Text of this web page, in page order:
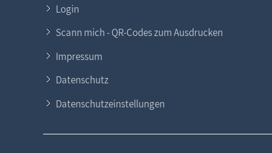
Login
Scann mich - QR-Codes zum Ausdrucken
Impressum
Datenschutz
Datenschutzeinstellungen